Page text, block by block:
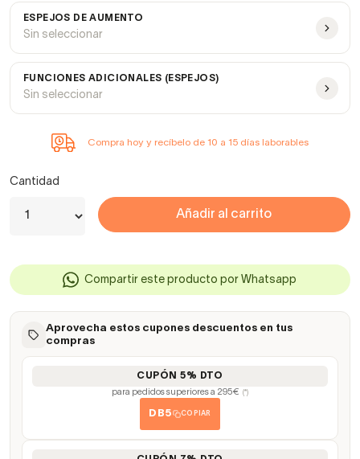
ESPEJOS DE AUMENTO
Sin seleccionar
FUNCIONES ADICIONALES (ESPEJOS)
Sin seleccionar
Compra hoy y recíbelo de 10 a 15 días laborables
Cantidad
Añadir al carrito
Compartir este producto por Whatsapp
Aprovecha estos cupones descuentos en tus
compras
CUPÓN 5% DTO
para pedidos superiores a 295€ (*)
DB5 COPIAR